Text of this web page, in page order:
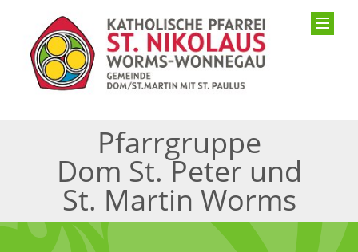
Pfarrgruppe
Dom St. Peter und
St. Martin Worms